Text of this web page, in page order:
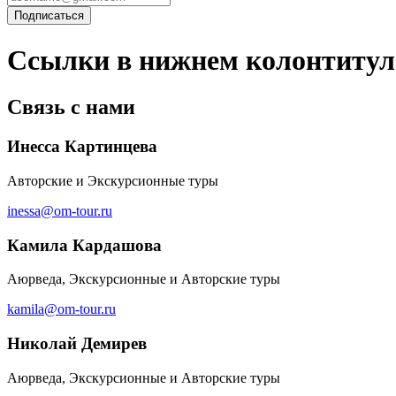
Ссылки в нижнем
Связь с нами
Инесса Картинцева
Авторские и Экскурсионные туры
inessa@om-tour.ru
Камила Кардашова
Аюрведа, Экскурсионные и Авторские туры
kamila@om-tour.ru
Николай Демирев
Аюрведа, Экскурсионные и Авторские туры